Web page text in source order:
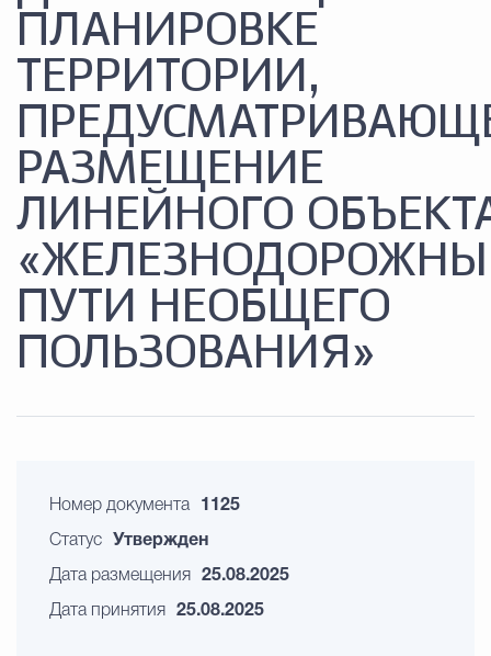
ПЛАНИРОВКЕ
ТЕРРИТОРИИ,
РАЗМЕЩЕНИЕ
ЛИНЕЙНОГО
ПУТИ НЕОБЩЕГО
ПОЛЬЗОВАНИЯ»
Номер документа 1125
Статус Утвержден
Дата размещения 25.08.2025
Дата принятия 25.08.2025